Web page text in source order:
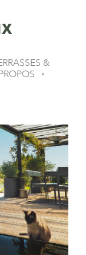
&
•